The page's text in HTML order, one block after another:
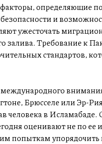
определяющие
и
ужесточать
залива. Требование к
стандартов,
международного
Брюсселе или Эр-
человека в Исламабаде.
оценивают не по ее
попыткам